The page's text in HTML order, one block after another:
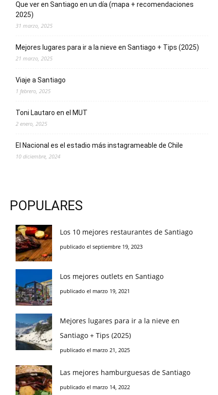
Que ver en Santiago en un día (mapa + recomendaciones
2025)
31 marzo, 2025
Mejores lugares para ir a la nieve en Santiago + Tips (2025)
21 marzo, 2025
Viaje a Santiago
1 febrero, 2025
Toni Lautaro en el MUT
2 enero, 2025
El Nacional es el estadio más instagrameable de Chile
10 diciembre, 2024
POPULARES
Los 10 mejores restaurantes de Santiago
publicado el septiembre 19, 2023
Los mejores outlets en Santiago
publicado el marzo 19, 2021
Mejores lugares para ir a la nieve en
Santiago + Tips (2025)
publicado el marzo 21, 2025
Las mejores hamburguesas de Santiago
publicado el marzo 14, 2022